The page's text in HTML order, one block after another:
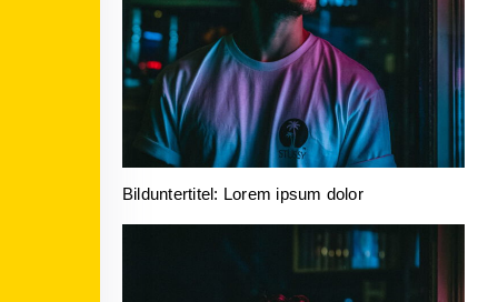
Bilduntertitel: Lorem ipsum dolor